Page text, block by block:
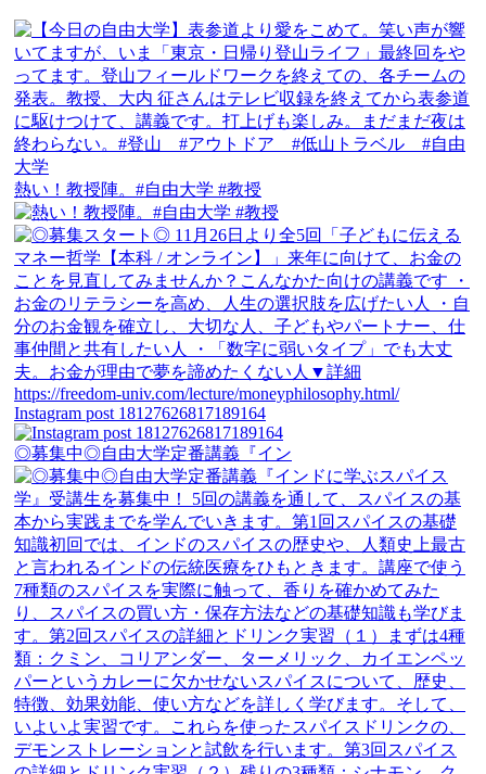
熱い！教授陣。#自由大学 #教授
Instagram post 18127626817189164
◎募集中◎自由大学定番講義『イン